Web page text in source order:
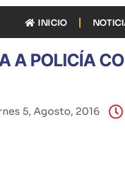
INICIO
A POLICÍA
5, Agosto, 2016